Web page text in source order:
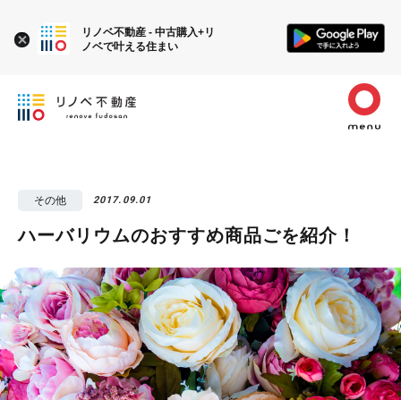
その他 2017.09.01
ハーバリウムのおすすめ商品ごを紹介！
リノベ不動産 - 中古購入+リ
ノベで叶える住まい